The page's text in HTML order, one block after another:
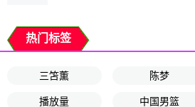
热门标签
三笘薫 陈梦
播放量 中国男篮